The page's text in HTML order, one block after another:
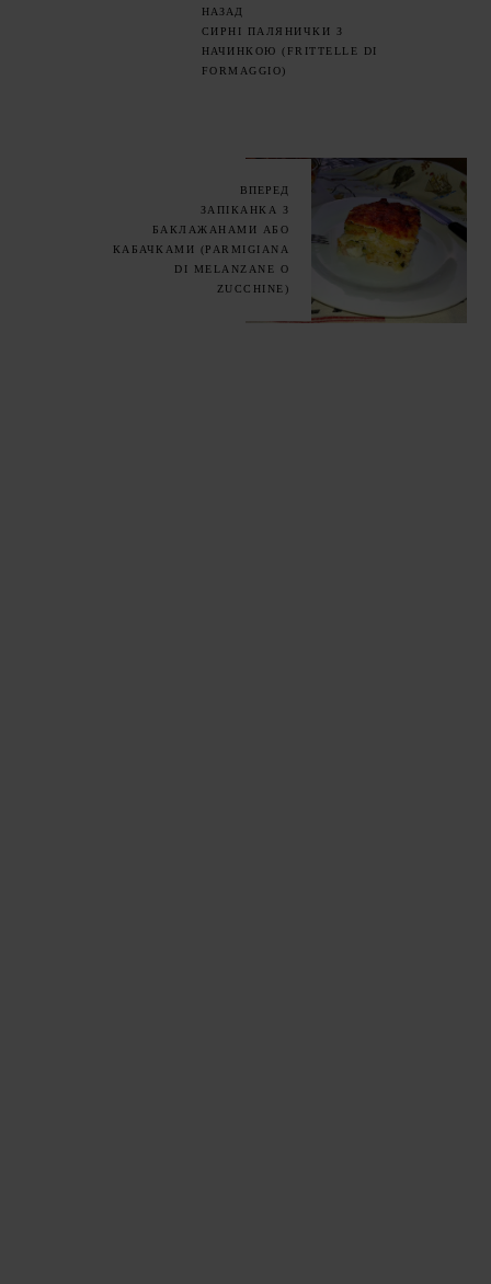
НАЗАД
СИРНІ ПАЛЯНИЧКИ З
НАЧИНКОЮ (FRITTELLE DI
FORMAGGIO)
ВПЕРЕД
ЗАПІКАНКА З
БАКЛАЖАНАМИ АБО
КАБАЧКАМИ (PARMIGIANA
DI MELANZANE O
ZUCCHINE)